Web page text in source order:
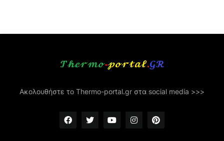
Ακολουθήστε το Thermo-portal.gr στα social media >>>